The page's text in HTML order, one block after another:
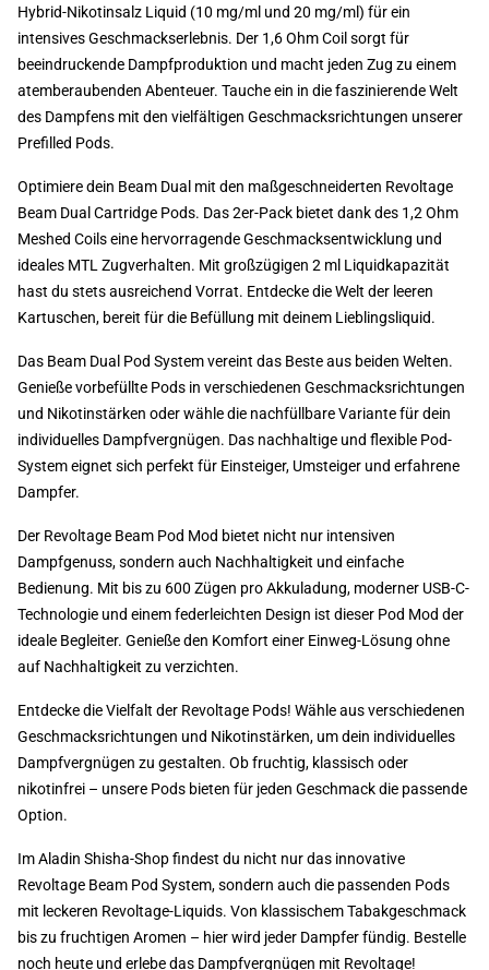
Hybrid-Nikotinsalz Liquid (10 mg/ml und 20 mg/ml) für ein
intensives Geschmackserlebnis. Der 1,6 Ohm Coil sorgt für
beeindruckende Dampfproduktion und macht jeden Zug zu einem
atemberaubenden Abenteuer. Tauche ein in die faszinierende Welt
des Dampfens mit den vielfältigen Geschmacksrichtungen unserer
Prefilled Pods.
Optimiere dein Beam Dual mit den maßgeschneiderten Revoltage
Beam Dual Cartridge Pods. Das 2er-Pack bietet dank des 1,2 Ohm
Meshed Coils eine hervorragende Geschmacksentwicklung und
ideales MTL Zugverhalten. Mit großzügigen 2 ml Liquidkapazität
hast du stets ausreichend Vorrat. Entdecke die Welt der leeren
Kartuschen, bereit für die Befüllung mit deinem Lieblingsliquid.
Das Beam Dual Pod System vereint das Beste aus beiden Welten.
Genieße vorbefüllte Pods in verschiedenen Geschmacksrichtungen
und Nikotinstärken oder wähle die nachfüllbare Variante für dein
individuelles Dampfvergnügen. Das nachhaltige und flexible Pod-
System eignet sich perfekt für Einsteiger, Umsteiger und erfahrene
Dampfer.
Der Revoltage Beam Pod Mod bietet nicht nur intensiven
Dampfgenuss, sondern auch Nachhaltigkeit und einfache
Bedienung. Mit bis zu 600 Zügen pro Akkuladung, moderner USB-C-
Technologie und einem federleichten Design ist dieser Pod Mod der
ideale Begleiter. Genieße den Komfort einer Einweg-Lösung ohne
auf Nachhaltigkeit zu verzichten.
Entdecke die Vielfalt der Revoltage Pods! Wähle aus verschiedenen
Geschmacksrichtungen und Nikotinstärken, um dein individuelles
Dampfvergnügen zu gestalten. Ob fruchtig, klassisch oder
nikotinfrei – unsere Pods bieten für jeden Geschmack die passende
Option.
Im Aladin Shisha-Shop findest du nicht nur das innovative
Revoltage Beam Pod System, sondern auch die passenden Pods
mit leckeren Revoltage-Liquids. Von klassischem Tabakgeschmack
bis zu fruchtigen Aromen – hier wird jeder Dampfer fündig. Bestelle
noch heute und erlebe das Dampfvergnügen mit Revoltage!